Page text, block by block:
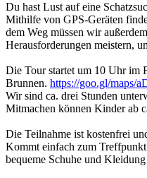
Du hast Lust auf eine
Mithilfe von GPS-Geräten
dem Weg müssen wir
Herausforderungen meistern,
Die Tour startet um 10 Uhr im
Brunnen. https://goo.gl/maps/
Wir sind ca. drei Stunden
Mitmachen können Kinder ab
Die Teilnahme ist kostenfrei
Kommt einfach zum
bequeme Schuhe und